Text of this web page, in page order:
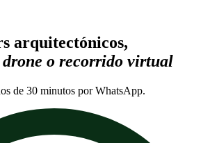
arquitectónicos,
o recorrido virtual
de 30 minutos por WhatsApp.